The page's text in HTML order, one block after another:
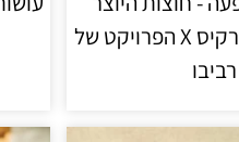
2026 | ליאור נרקיס X הפרויקט של
רביבו